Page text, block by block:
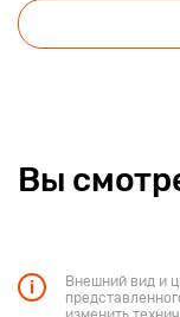
Вы
Внешний вид и